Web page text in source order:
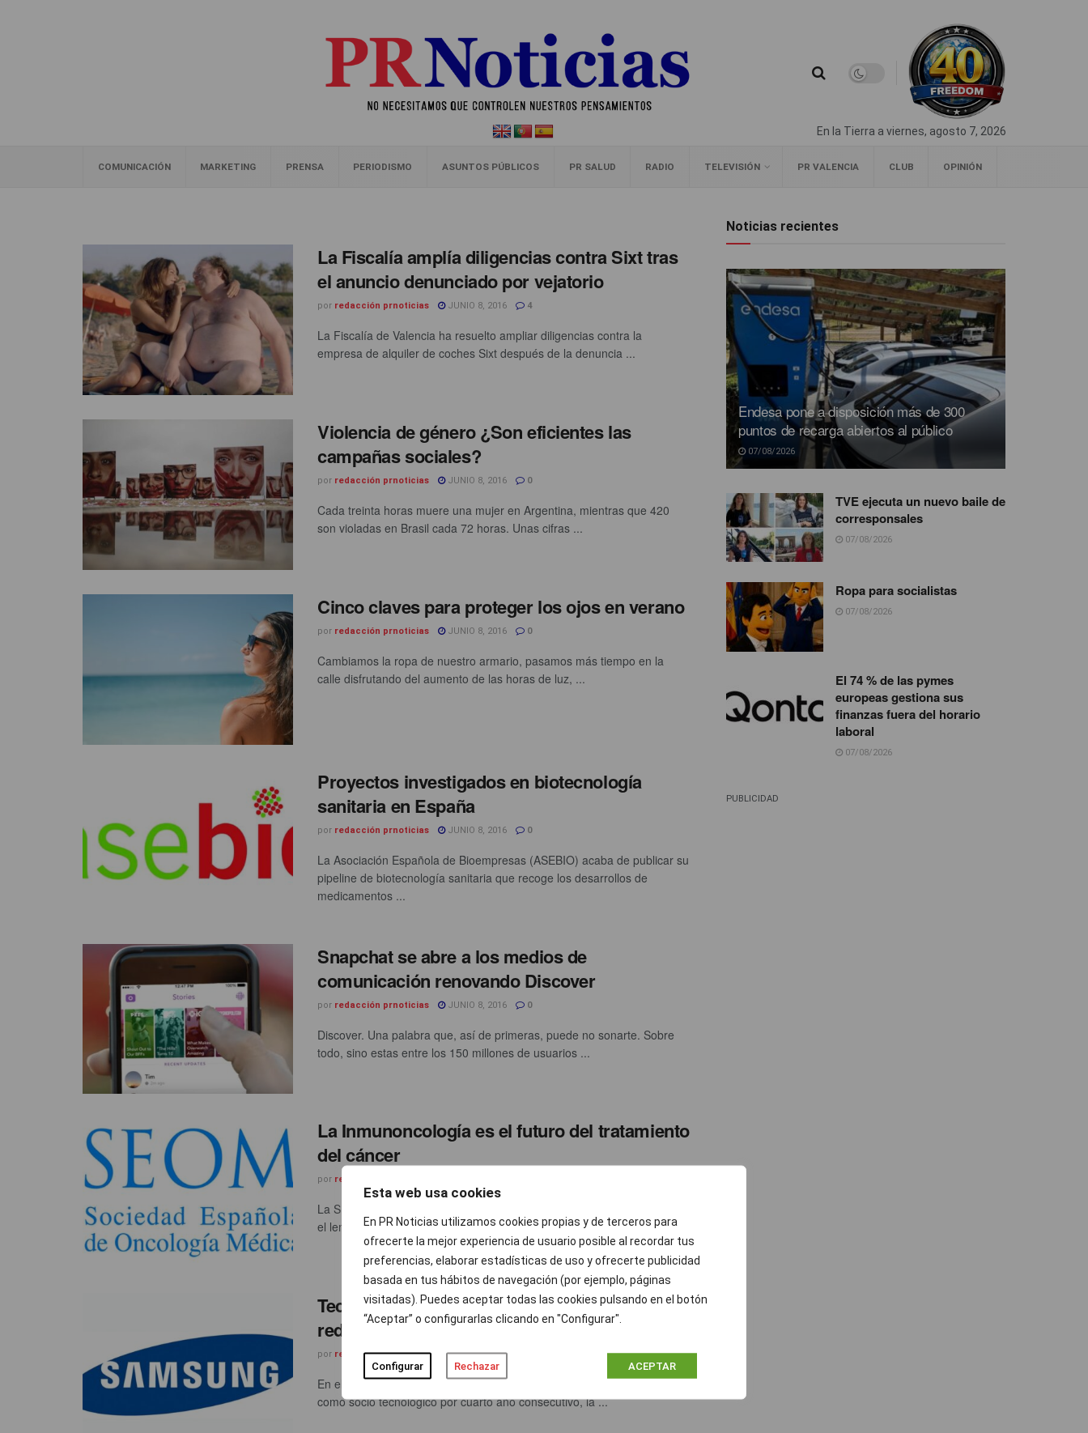
Esta web usa cookies
En PR Noticias utilizamos cookies propias y de terceros para
ofrecerte la mejor experiencia de usuario posible al recordar tus
preferencias, elaborar estadísticas de uso y ofrecerte publicidad
basada en tus hábitos de navegación (por ejemplo, páginas
visitadas). Puedes aceptar todas las cookies pulsando en el botón
“Aceptar” o configurarlas clicando en "Configurar".
Configurar Rechazar ACEPTAR
En la Tierra a viernes, agosto 7, 2026
COMUNICACIÓN MARKETING PRENSA PERIODISMO ASUNTOS PÚBLICOS PR SALUD RADIO TELEVISIÓN PR VALENCIA CLUB OPINIÓN
La Fiscalía amplía diligencias contra Sixt tras
el anuncio denunciado por vejatorio
por redacción prnoticias JUNIO 8, 2016 4
La Fiscalía de Valencia ha resuelto ampliar diligencias contra la
empresa de alquiler de coches Sixt después de la denuncia ...
Violencia de género ¿Son eficientes las
campañas sociales?
por redacción prnoticias JUNIO 8, 2016 0
Cada treinta horas muere una mujer en Argentina, mientras que 420
son violadas en Brasil cada 72 horas. Unas cifras ...
Cinco claves para proteger los ojos en verano
por redacción prnoticias JUNIO 8, 2016 0
Cambiamos la ropa de nuestro armario, pasamos más tiempo en la
calle disfrutando del aumento de las horas de luz, ...
Proyectos investigados en biotecnología
sanitaria en España
por redacción prnoticias JUNIO 8, 2016 0
La Asociación Española de Bioempresas (ASEBIO) acaba de publicar su
pipeline de biotecnología sanitaria que recoge los desarrollos de
medicamentos ...
Snapchat se abre a los medios de
comunicación renovando Discover
por redacción prnoticias JUNIO 8, 2016 0
Discover. Una palabra que, así de primeras, puede no sonarte. Sobre
todo, sino estas entre los 150 millones de usuarios ...
La Inmunoncología es el futuro del tratamiento
del cáncer
por redacción prnoticias
La SEOM inició en febrero de 2013 una campaña de comunicación bajo
el lema: EN ONCOLOGÍA, CADA AVANCE SE ESCRIBE ...
Tecnología y educación a debate en una mesa
redonda organizada por Samsung
por redacción prnoticias JUNIO 8, 2016
En el marco de la Feria del Libro, donde Samsung Electronics participa
como socio tecnológico por cuarto año consecutivo, la ...
Noticias recientes
Endesa pone a disposición más de 300
puntos de recarga abiertos al público
07/08/2026
TVE ejecuta un nuevo baile de
corresponsales
07/08/2026
Ropa para socialistas
07/08/2026
El 74 % de las pymes
europeas gestiona sus
finanzas fuera del horario
laboral
07/08/2026
PUBLICIDAD